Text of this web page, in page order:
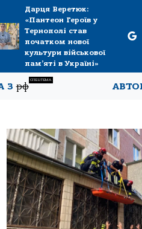
Дарця Веретюк:
«Пантеон Героїв у
Тернополі став
початком нової
культури військової
пам’яті в Україні»
Зрф
СПЕЦТЕМА